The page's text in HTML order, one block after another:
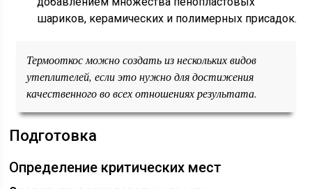
шариков, керамических и полимерных присадок.
Термооткос можно создать из нескольких видов
утеплителей, если это нужно для достижения
качественного во всех отношениях результата.
Подготовка
Определение критических мест